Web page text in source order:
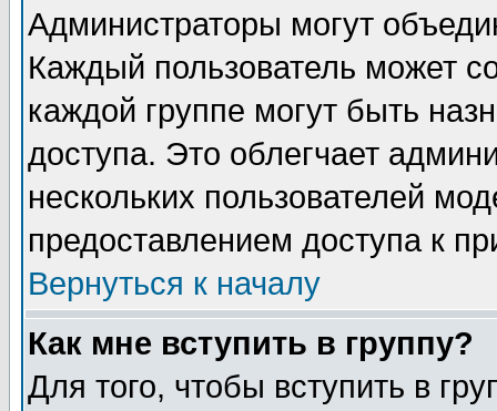
Администраторы могут
Каждый пользователь может
каждой группе могут быть
доступа. Это облегчает
нескольких пользователей
предоставлением доступа к
Вернуться к началу
Как мне вступить в группу?
Для того, чтобы вступить в